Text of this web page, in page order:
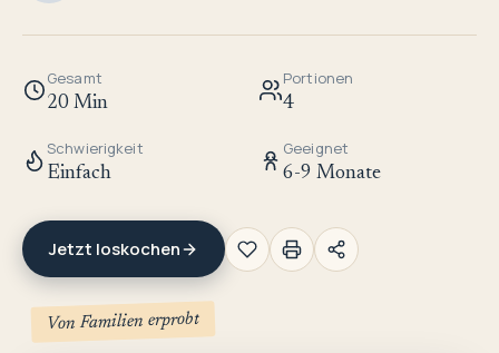
Gesamt
20 Min
Portionen
4
Schwierigkeit
Einfach
Geeignet
6-9 Monate
Jetzt loskochen
Von Familien erprobt